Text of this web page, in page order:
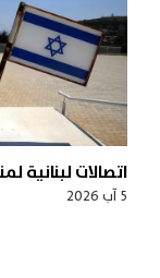
اتصالات لبنانية
5 آب 2026